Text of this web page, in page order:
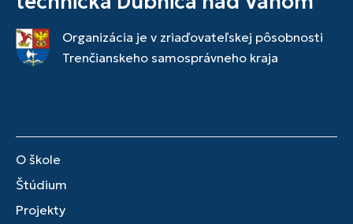
Organizácia je v zriaďovateľskej pôsobnosti
Trenčianskeho samosprávneho kraja
O škole
Štúdium
Projekty